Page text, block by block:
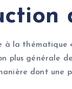
à la thématique
plus générale
dont une